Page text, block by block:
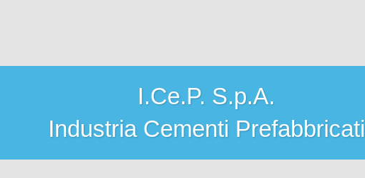
I.Ce.P. S.p.A.
Industria Cementi Prefabbricati